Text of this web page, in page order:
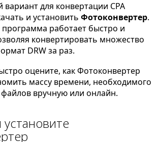
для конвертации CPA
и установить Фотоконвертер.
работает быстро и
конвертировать множество
DRW за раз.
оцените, как Фотоконвертер
массу времени, необходимого
вручную или онлайн.